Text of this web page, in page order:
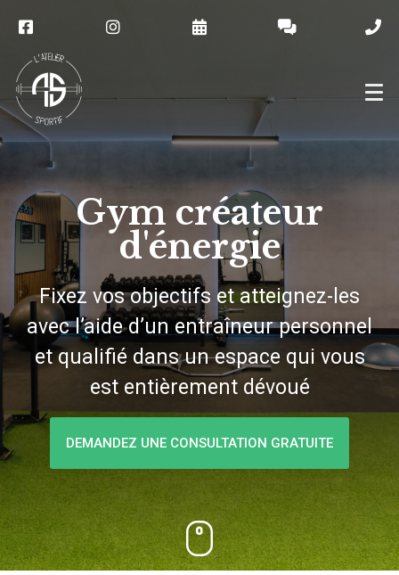
Gym créateur
d'énergie
Fixez vos objectifs et atteignez-les
avec l’aide d’un entraîneur personnel
et qualifié dans unespace qui vous
est entièrement dévoué
DEMANDEZ UNE CONSULTATION GRATUITE